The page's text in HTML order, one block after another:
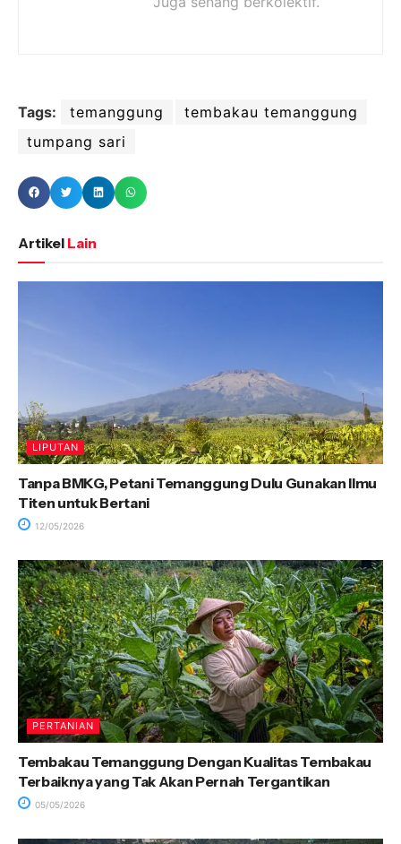
Tags: temanggung
tembakau temanggung
tumpang sari
Artikel Lain
LIPUTAN
Tanpa BMKG, Petani Temanggung Dulu Gunakan Ilmu
Titen untuk Bertani
12/05/2026
PERTANIAN
Tembakau Temanggung Dengan Kualitas Tembakau
Terbaiknya yang Tak Akan Pernah Tergantikan
05/05/2026